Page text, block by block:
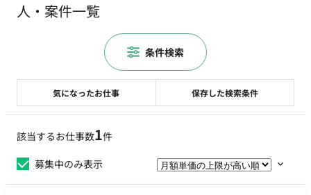
人・案件一覧
該当するお仕事数1件
募集中のみ表示
気になったお仕事 保存した検索条件
条件検索